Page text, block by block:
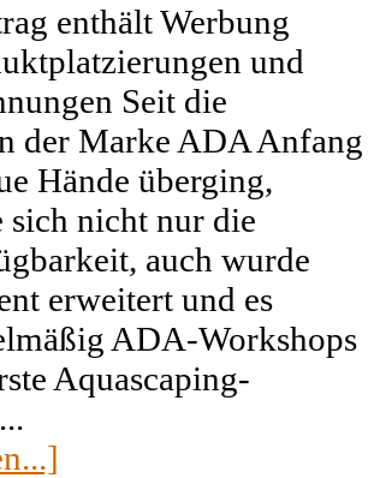
enthält Werbung
und
Seit die
der Marke ADA Anfang
Hände überging,
sich nicht nur die
auch wurde
erweitert und es
ADA-Workshops
Aquascaping-